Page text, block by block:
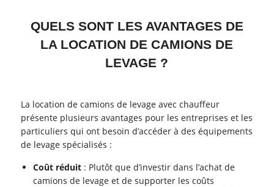
QUELS SONT LES AVANTAGES DE
LA LOCATION DE CAMIONS DE
LEVAGE ?
La location de camions de levage avec chauffeur
présente plusieurs avantages pour les entreprises et les
particuliers qui ont besoin d’accéder à des équipements
de levage spécialisés :
Coût réduit : Plutôt que d’investir dans l’achat de
camions de levage et de supporter les coûts